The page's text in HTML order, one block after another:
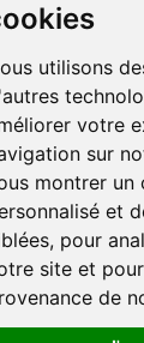
utilisons
votre
sur
montrer un
et
pour
site et
de
Forum
DE